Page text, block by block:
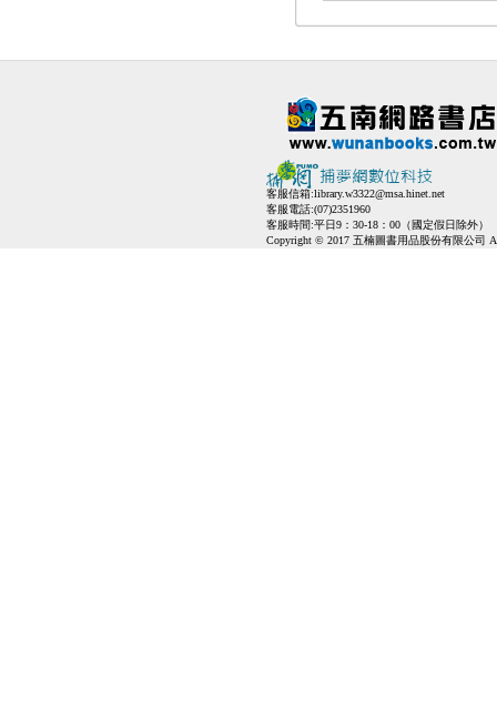
客服信箱:library.w3322@msa.hinet.net
客服電話:(07)2351960
客服時間:平日9：30-18：00（國定假日除外）
Copyright © 2017 五楠圖書用品股份有限公司